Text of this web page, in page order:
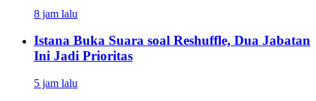
8 jam lalu
Istana Buka Suara soal Reshuffle, Dua Jabatan
Ini Jadi Prioritas
5 jam lalu